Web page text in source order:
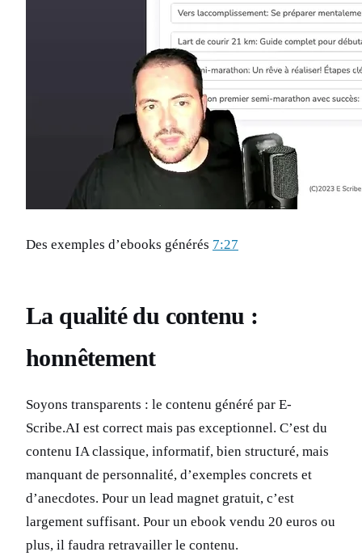
Des exemples d’ebooks générés 7:27
La qualité du contenu :
honnêtement
Soyons transparents : le contenu généré par E-
Scribe.AI est correct mais pas exceptionnel. C’est du
contenu IA classique, informatif, bien structuré, mais
manquant de personnalité, d’exemples concrets et
d’anecdotes. Pour un lead magnet gratuit, c’est
largement suffisant. Pour un ebook vendu 20 euros ou
plus, il faudra retravailler le contenu.